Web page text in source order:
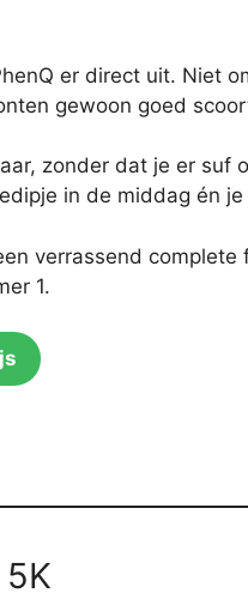
er direct uit. Niet
gewoon goed
zonder dat je er suf
in de middag én
verrassend
1.